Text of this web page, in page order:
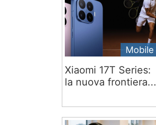
Mobile
Xiaomi 17T Series:
la nuova frontiera...